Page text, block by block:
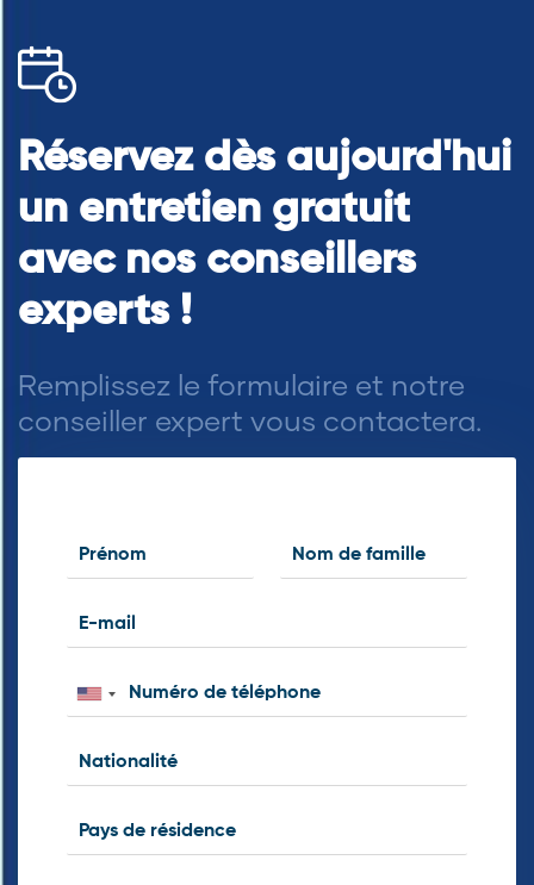
Réservez dès aujourd'hui
un entretien gratuit
avec nos conseillers
experts !
Remplissez le formulaire et notre
conseiller expert vous contactera.